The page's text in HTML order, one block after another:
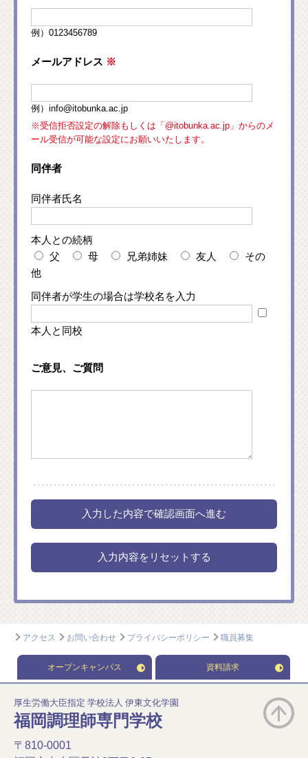
例）0123456789
メールアドレス ※
例）info@itobunka.ac.jp
※受信拒否設定の解除もしくは「@itobunka.ac.jp」からのメ
ール受信が可能な設定にお願いいたします。
同伴者
同伴者氏名
本人との続柄
父
母 兄弟姉妹 友人
その
他
同伴者が学生の場合は学校名を入力
本人と同校
ご意見、ご質問
アクセス お問い合わせ プライバシーポリシー 職員募集
オープンキャンパス 資料請求
厚生労働大臣指定 学校法人 伊東文化学園
福岡調理師専門学校
〒810-0001